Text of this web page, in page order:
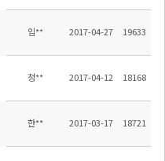
공고 임** 2017-04-27 19633
정** 2017-04-12 18168
한** 2017-03-17 18721